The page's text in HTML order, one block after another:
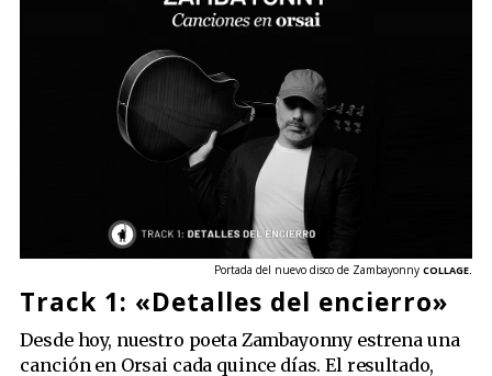
Portada del nuevo disco de Zambayonny COLLAGE.
Track 1: «Detalles del encierro»
Desde hoy, nuestro poeta Zambayonny estrena una
canción en Orsai cada quince días. El resultado,